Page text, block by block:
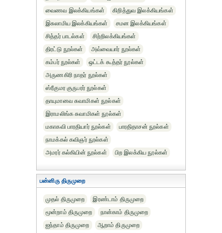
வைணவ இலக்கியங்கள்
கிறித்துவ இலக்கியங்கள்
இசுலாமிய இலக்கியங்கள்
சமன இலக்கியங்கள்
சித்தர் பாடல்கள்
சிற்றிலக்கியங்கள்
திரட்டு நூல்கள்
அவ்வையார் நூல்கள்
கம்பர் நூல்கள்
ஒட்டக் கூத்தர் நூல்கள்
அருணகிரி நாதர் நூல்கள்
ஸ்ரீகுமர குருபரர் நூல்கள்
தாயுமானவ சுவாமிகள் நூல்கள்
இராமலிங்க சுவாமிகள் நூல்கள்
மகாகவி பாரதியார் நூல்கள்
பாரதிதாசன் நூல்கள்
நாமக்கல் கவிஞர் நூல்கள்
அமரர் கல்கியின் நூல்கள்
பிற இலக்கிய நூல்கள்
பன்னிரு திருமுறை
முதல் திருமுறை
இரண்டாம் திருமுறை
மூன்றாம் திருமுறை
நான்காம் திருமுறை
ஐந்தாம் திருமுறை
ஆறாம் திருமுறை